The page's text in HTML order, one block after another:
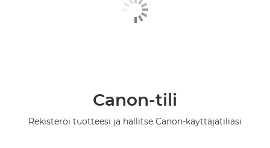
Canon-tili
Rekisteröi tuotteesi ja hallitse Canon-käyttäjätiliäsi